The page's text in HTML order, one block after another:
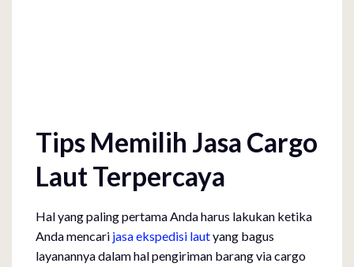
Tips Memilih Jasa Cargo
Laut Terpercaya
Hal yang paling pertama Anda harus lakukan ketika
Anda mencari jasa ekspedisi lautyang bagus
layanannya dalam hal pengiriman barang via cargo